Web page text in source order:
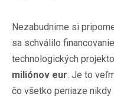
Nezabudnime si
sa schválilo
technologických
miliónov eur. Je to
čo všetko peniaze nikdy